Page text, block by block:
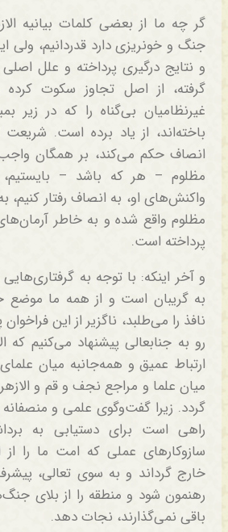
گر چه ما از بعضی کلمات بیانیه
جنگ و خونریزی دارد قدردانیم، ولی
و نتایج درگیری پرداخته و علل اصلی
گرفته، از اصل تجاوز سکوت کرده
غیرنظامیان بی‌گناه را که در زیر
باخته‌اند، از یاد برده است.
انصاف حکم می‌کند، بر همگان
مظلوم – هر که باشد –
واکنش‌های او، به انصاف رفتار کنیم،
مظلوم واقع شده و به خاطر
پرداخته است.
و آخر اینکه: با توجه به
به گریبان است و از همه ما موضع
نافذ را می‌طلبد، ناگزیر از این
رو به جنابعالی پیشنهاد می‌کنیم که
ارتباط عمیق و همه‌جانبه میان
میان علما و مراجع نجف و قم و
گردد. زیرا گفت‌وگوی علمی و منصفانه
راهی است برای دستیابی به
سازوکارهای عملی که امت ما را از
خارج گرداند و به سوی تعالی،
رهنمون شود و منطقه را از بلای
باقی نمی‌گذارند، نجات دهد.